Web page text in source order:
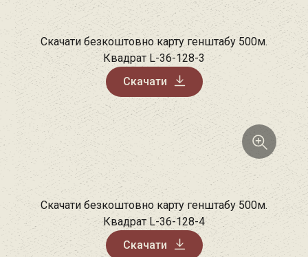
Скачати безкоштовно карту генштабу 500м.
Квадрат L-36-128-3
Скачати
Скачати безкоштовно карту генштабу 500м.
Квадрат L-36-128-4
Скачати